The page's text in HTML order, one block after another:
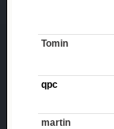
Tomin
qpc
martin